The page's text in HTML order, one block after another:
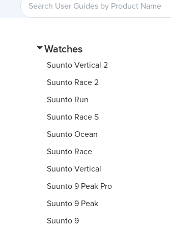
Watches
Suunto Vertical 2
Suunto Race 2
Suunto Run
Suunto Race S
Suunto Ocean
Suunto Race
Suunto Vertical
Suunto 9 Peak Pro
Suunto 9 Peak
Suunto 9